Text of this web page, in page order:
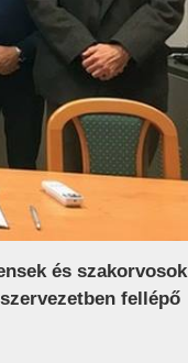
és szakorvosok
fellépő